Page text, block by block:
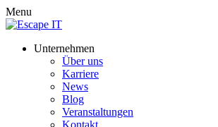
Menu
Unternehmen
Über uns
Karriere
News
Blog
Veranstaltungen
Kontakt